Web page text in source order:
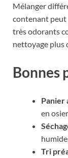
Mélanger
contenant peut
très odorants
nettoyage plus
Bonnes
Panier
en
Tri